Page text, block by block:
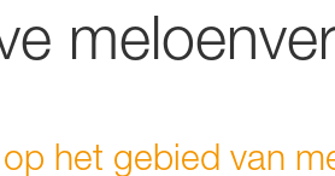
het gebied van